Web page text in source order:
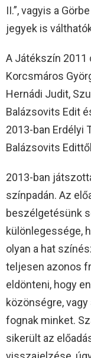
II.”, vagyis a
jegyek is
A Játékszín 2011
Korcsmáros
Hernádi Judit,
Balázsovits Edit
2013-ban Erdélyi
Balázsovits
2013-ban
színpadán. Az
beszélgetésünk
különlegessége,
olyan a hat
teljesen azonos
eldönteni, hogy
közönségre,
fognak minket.
sikerült az